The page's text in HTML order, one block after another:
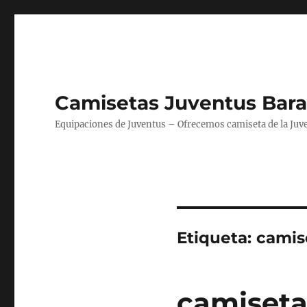
Camisetas Juventus
Equipaciones de Juventus – Ofrecemos camiseta de la
Etiqueta: